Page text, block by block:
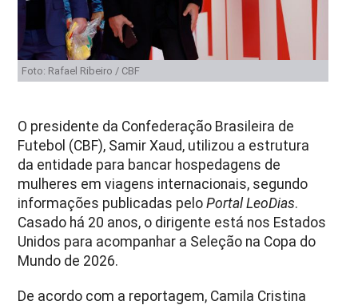
Foto: Rafael Ribeiro / CBF
O presidente da Confederação Brasileira de
Futebol (CBF), Samir Xaud, utilizou a estrutura
da entidade para bancar hospedagens de
mulheres em viagens internacionais, segundo
informações publicadas peloPortal LeoDias.
Casado há 20 anos, o dirigente está nos Estados
Unidos para acompanhar a Seleção na Copa do
Mundo de 2026.
De acordo com a reportagem, Camila Cristina